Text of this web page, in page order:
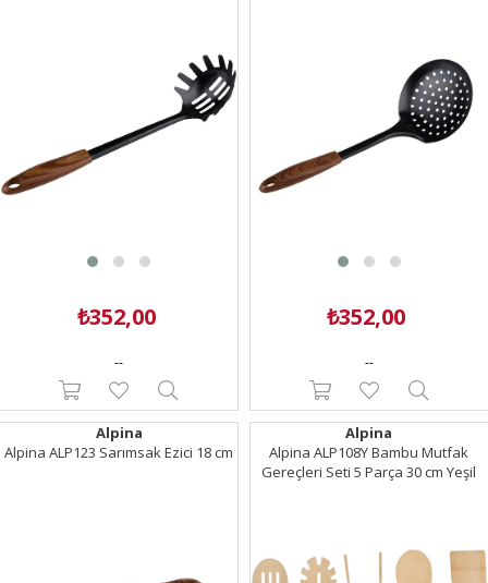
₺352,00
--
₺352,00
--
Alpina
Alpina ALP123 Sarımsak Ezici 18 cm
Alpina
Alpina ALP108Y Bambu Mutfak
Gereçleri Seti 5 Parça 30 cm Yeşil